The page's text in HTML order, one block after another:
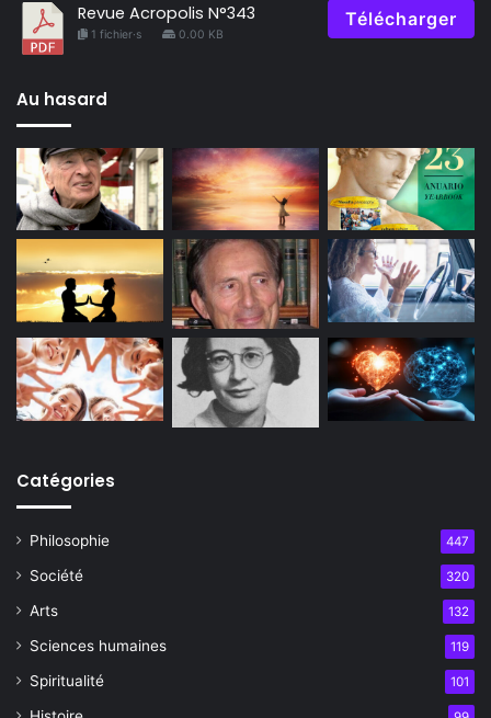
Revue Acropolis N°343
1 fichier·s 0.00 KB
Télécharger
Au hasard
Catégories
Philosophie 447
Société 320
Arts 132
Sciences humaines 119
Spiritualité 101